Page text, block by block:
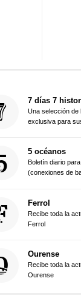
7 días 7
Una selección de
exclusiva para
5 océanos
Boletín diario
(conexiones de
Ferrol
Recibe toda la
Ferrol
Ourense
Recibe toda la
Ourense